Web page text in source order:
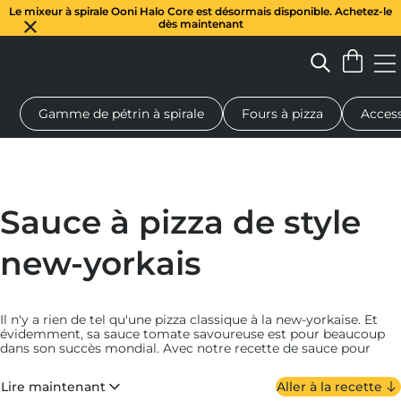
Le mixeur à spirale Ooni Halo Core est désormais disponible. Achetez-le
dès maintenant
à pizza au feu de bois Pétrin à pâte Cadeaux Planches de
Gamme de pétrin à spirale Fours à pizza
Sauce à pizza de style
new-yorkais
Il n'y a rien de tel qu'une pizza classique à la new-yorkaise. Et
évidemment, sa sauce tomate savoureuse est pour beaucoup
dans son succès mondial. Avec notre recette de sauce pour
cuisson n'est nécessaire !), vous pouvez vous téléporter
instantanément - ou presque - dans les rues animées de New
Lire maintenant Aller à la recette